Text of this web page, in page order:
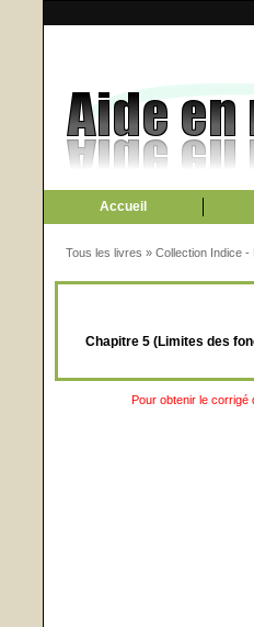
Accueil
Tous les livres » Collection Indice -
Chapitre 5 (Limites des
Pour obtenir le corrigé